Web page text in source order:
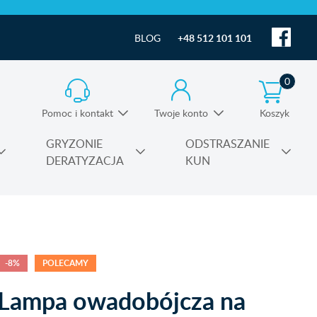
BLOG +48 512 101 101
Pomoc i kontakt Twoje konto Koszyk
0
GRYZONIE
DERATYZACJA
ODSTRASZANIE
KUN
-8% POLECAMY
owadobójcza na